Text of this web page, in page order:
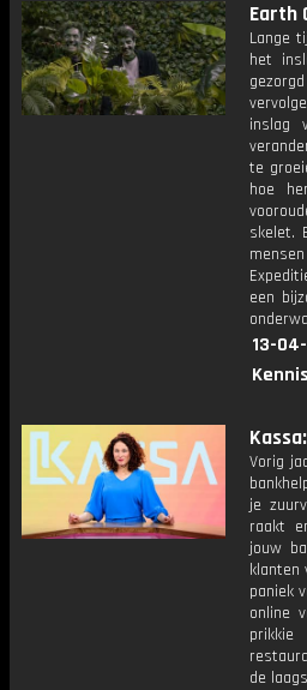
Earth
Lange
het
inslag
te
hoe
skelet.
een
13-
Vorig
je
raakt
jouw
klanten
paniek
online
de